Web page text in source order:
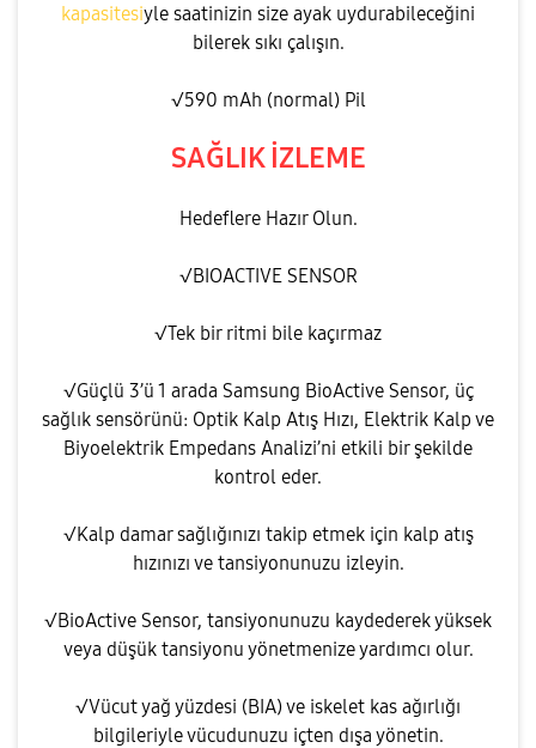
kapasitesiyle saatinizin size ayak uydurabileceğini
bilerek sıkı çalışın.
√590 mAh (normal) Pil
SAĞLIK İZLEME
Hedeflere Hazır Olun.
√BIOACTIVE SENSOR
√Tek bir ritmi bile kaçırmaz
√Güçlü 3’ü 1 arada Samsung BioActive Sensor, üç
sağlık sensörünü: Optik Kalp Atış Hızı, Elektrik Kalp ve
Biyoelektrik Empedans Analizi’ni etkili bir şekilde
kontrol eder.
√Kalp damar sağlığınızı takip etmek için kalp atış
hızınızı ve tansiyonunuzu izleyin.
√BioActive Sensor, tansiyonunuzu kaydederek yüksek
veya düşük tansiyonu yönetmenize yardımcı olur.
√Vücut yağ yüzdesi (BIA) ve iskelet kas ağırlığı
bilgileriyle vücudunuzu içten dışa yönetin.